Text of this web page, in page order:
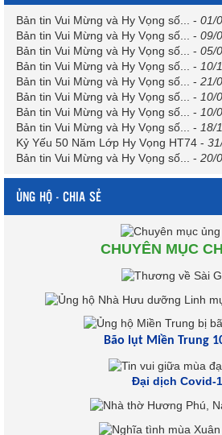
Bản tin Vui Mừng và Hy Vọng số... - 01/
Bản tin Vui Mừng và Hy Vọng số...
- 09/
Bản tin Vui Mừng và Hy Vọng số...
- 05/
Bản tin Vui Mừng và Hy Vọng số...
- 10/
Bản tin Vui Mừng và Hy Vọng số...
- 21/
Bản tin Vui Mừng và Hy Vọng số...
- 10/
Bản tin Vui Mừng và Hy Vọng số...
- 10/
Bản tin Vui Mừng và Hy Vọng số...
- 18/
Kỷ Yếu 50 Năm Lớp Hy Vọng HT74 -
Bản tin Vui Mừng và Hy Vọng số...
- 20/
ỦNG HỘ - CHIA SẺ
CHUYÊN MỤC
Bão lụt Miền Trung
Đại dịch Covid-